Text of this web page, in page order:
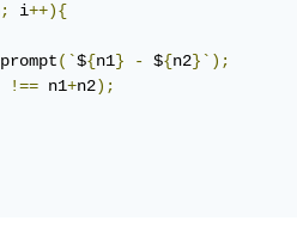
; i++){
prompt(`${n1} - ${n2}`);
!== n1+n2);